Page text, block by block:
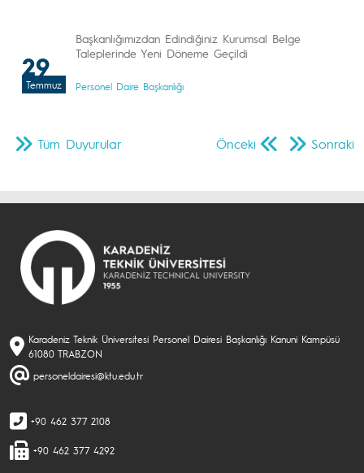
29
Temmuz
Başkanlığımızdan Edindiğiniz Kurumsal Belge
Taleplerinde Yeni Döneme Geçildi
Personel Daire Başkanlığı
Önceki Sonraki
Tüm Duyurular
Karadeniz Teknik Üniversitesi Personel Dairesi Başkanlığı Kanuni Kampüsü
61080 TRABZON
personeldairesi@ktu.edu.tr
+90 462 377 2108
+90 462 377 4292